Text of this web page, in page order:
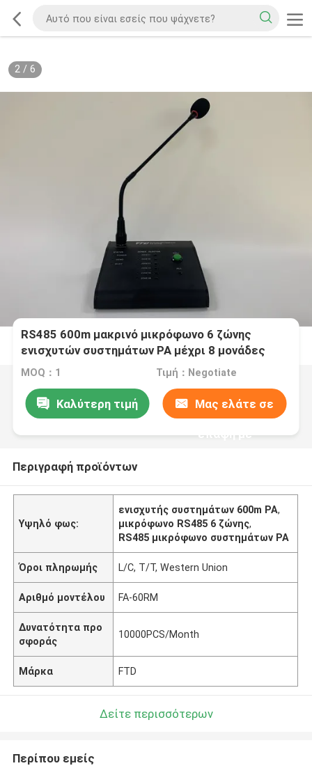
2/ 6
RS485 600m μακρινό μικρόφωνο 6 ζώνης
ενισχυτών συστημάτων PA μέχρι 8 μονάδες
MOQ：1 Τιμή：Negotiate
Καλύτερη τιμή Μας ελάτε σε
επαφή με
Περιγραφή προϊόντων
Υψηλό φως:
ενισχυτής συστημάτων 600m PA,
μικρόφωνο RS485 6 ζώνης,
RS485 μικρόφωνο συστημάτων PA
Όροι πληρωμής L/C, T/T, Western Union
Αριθμό μοντέλου FA-60RM
Δυνατότητα προ
σφοράς
10000PCS/Month
Μάρκα FTD
Δείτε περισσότερων
Περίπου εμείς